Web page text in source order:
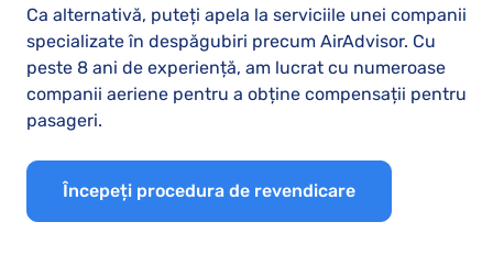
Ca alternativă, puteți apela la serviciile unei companii
specializate în despăgubiri precum AirAdvisor. Cu
peste 8 ani de experiență, am lucrat cu numeroase
companii aeriene pentru a obține compensații pentru
pasageri.
Începeți procedura de revendicare